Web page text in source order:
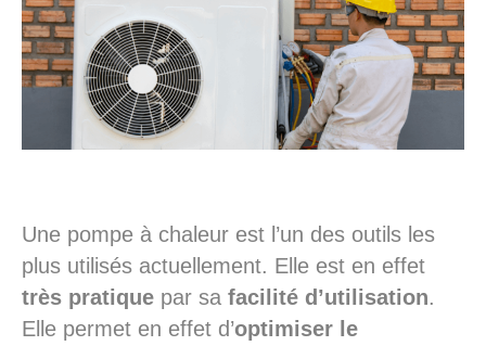
Une pompe à chaleur est l’un des outils les
plus utilisés actuellement. Elle est en effet
très pratique par sa facilité d’utilisation.
Elle permet en effet d’optimiser le